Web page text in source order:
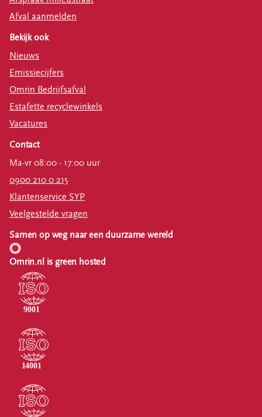
Afval aanmelden
Bekijk ook
Nieuws
Emissiecijfers
Omrin Bedrijfsafval
Estafette recyclewinkels
Vacatures
Contact
Ma-vr 08:00 - 17:00 uur
0900 210 0 215
Klantenservice SYP
Veelgestelde vragen
Samen op weg naar een duurzame wereld
Omrin.nl is green hosted